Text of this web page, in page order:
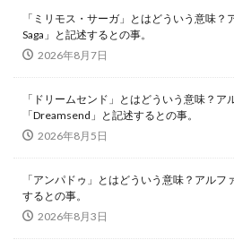
「ミリモス・サーガ」とはどういう意味
Saga」と記述するとの事。
2026年8月7日
「ドリームセンド」とはどういう意味？ア
「Dreamsend」と記述するとの事。
2026年8月5日
「アンパドゥ」とはどういう意味？アル
するとの事。
2026年8月3日